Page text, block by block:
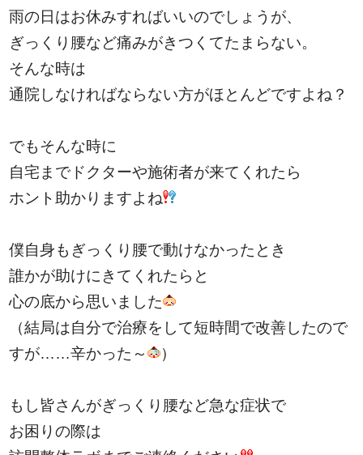
雨の日はお休みすればいいのでしょうが、
ぎっくり腰など痛みがきつくてたまらない。
そんな時は
通院しなければならない方がほとんどですよね？
でもそんな時に
自宅までドクターや施術者が来てくれたら
ホント助かりますよね
僕自身もぎっくり腰で動けなかったとき
誰かが助けにきてくれたらと
心の底から思いました
（結局は自分で治療をして短時間で改善したので
すが……辛かった～
）
もし皆さんがぎっくり腰など急な症状で
お困りの際は